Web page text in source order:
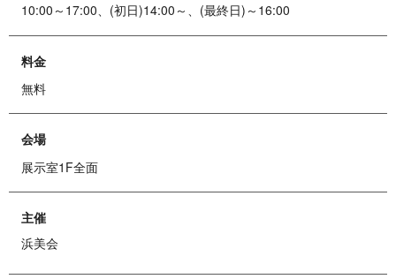
10:00～17:00、(初日)14:00～、(最終日)～16:00
料金
無料
会場
展示室1F全面
主催
浜美会